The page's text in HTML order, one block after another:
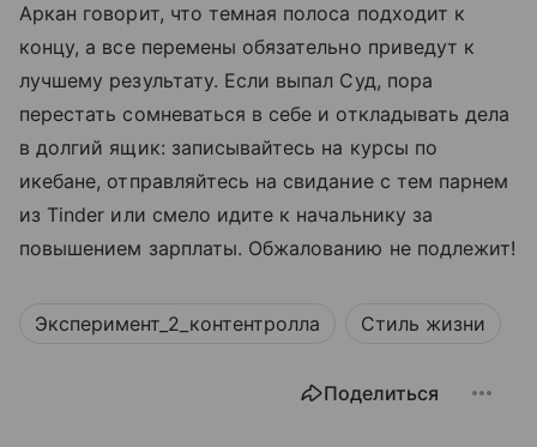
Аркан говорит, что темная полоса подходит к
концу, а все перемены обязательно приведут к
лучшему результату. Если выпал Суд, пора
перестать сомневаться в себе и откладывать дела
в долгий ящик: записывайтесь на курсы по
икебане, отправляйтесь на свидание с тем парнем
из Tinder или смело идите к начальнику за
повышением зарплаты. Обжалованию не подлежит!
Эксперимент_2_контентролла Стиль жизни
Поделиться